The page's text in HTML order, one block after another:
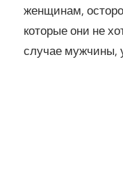
женщинам,
которые они не
случае